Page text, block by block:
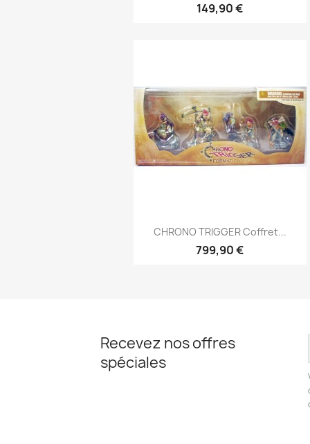
149,90 €
Aperçu rapide
CHRONO TRIGGER Coffret...
799,90 €
Recevez nos offres
spéciales